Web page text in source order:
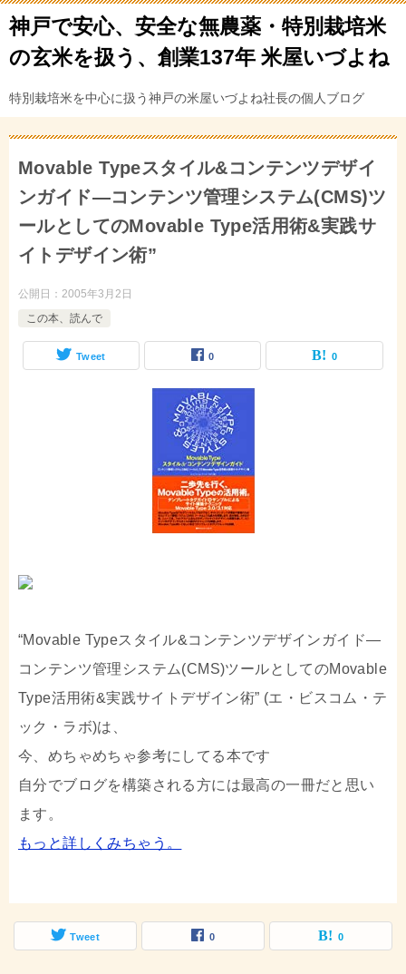
神戸で安心、安全な無農薬・特別栽培米
の玄米を扱う、創業137年 米屋いづよね
特別栽培米を中心に扱う神戸の米屋いづよね社長の個人ブログ
Movable Typeスタイル&コンテンツデザイ
ンガイド―コンテンツ管理システム(CMS)ツ
ールとしてのMovable Type活用術&実践サ
イトデザイン術”
公開日： 2005年3月2日
この本、読んで
Tweet 0 0
“Movable Typeスタイル&コンテンツデザインガイド―
コンテンツ管理システム(CMS)ツールとしてのMovable
Type活用術&実践サイトデザイン術” (エ・ビスコム・テ
ック・ラボ)は、
今、めちゃめちゃ参考にしてる本です
自分でブログを構築される方には最高の一冊だと思い
ます。
もっと詳しくみちゃう。
Tweet 0 0